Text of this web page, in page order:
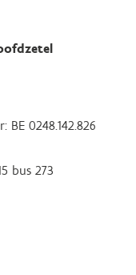
BE 0248.142.826
bus 273